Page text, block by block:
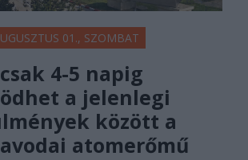
01., SZOMBAT
4-5 napig
a jelenlegi
között a
atomerőmű